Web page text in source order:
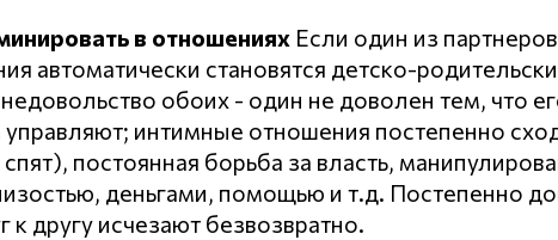
в отношениях Если один из
автоматически становятся детско-
обоих - один не доволен тем, что
управляют; интимные отношения постепенно
постоянная борьба за власть,
деньгами, помощью и т.д. Постепенно
к другу исчезают безвозвратно.